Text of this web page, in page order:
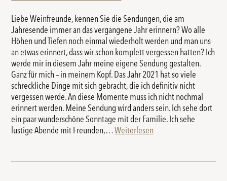
Liebe Weinfreunde, kennen Sie die Sendungen, die am
Jahresende immer an das vergangene Jahr erinnern? Wo alle
Höhen und Tiefen noch einmal wiederholt werden und man uns
an etwas erinnert, dass wir schon komplett vergessen hatten? Ich
werde mir in diesem Jahr meine eigene Sendung gestalten.
Ganz für mich – in meinem Kopf. Das Jahr 2021 hat so viele
schreckliche Dinge mit sich gebracht, die ich definitiv nicht
vergessen werde. An diese Momente muss ich nicht nochmal
erinnert werden. Meine Sendung wird anders sein. Ich sehe dort
ein paar wunderschöne Sonntage mit der Familie. Ich sehe
lustige Abende mit Freunden,…Weiterlesen